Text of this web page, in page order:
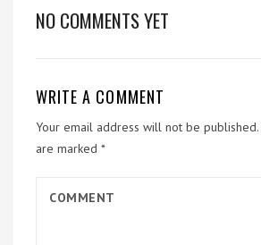
NO COMMENTS YET
WRITE A COMMENT
Your email address will not be published.
are marked *